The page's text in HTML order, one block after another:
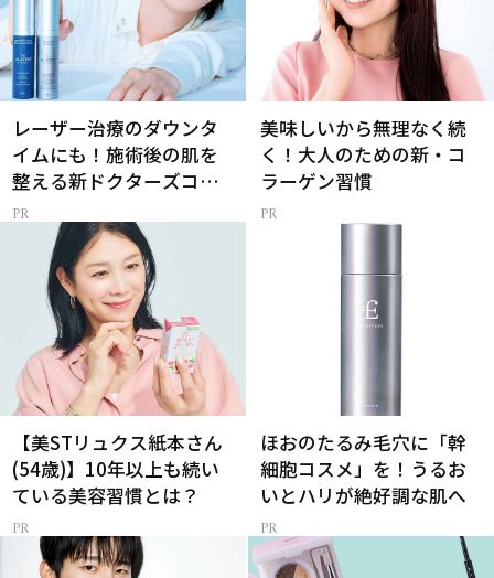
レーザー治療のダウンタ
イムにも！施術後の肌を
整える新ドクターズコス
メ
美味しいから無理なく続
く！大人のための新・コ
ラーゲン習慣
【美STリュクス紙本さん
(54歳)】10年以上も続い
ている美容習慣とは？
ほおのたるみ毛穴に「幹
細胞コスメ」を！うるお
いとハリが絶好調な肌へ